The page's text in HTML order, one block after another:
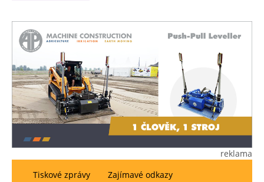
reklama
Tiskové zprávy
Zajímavé odkazy